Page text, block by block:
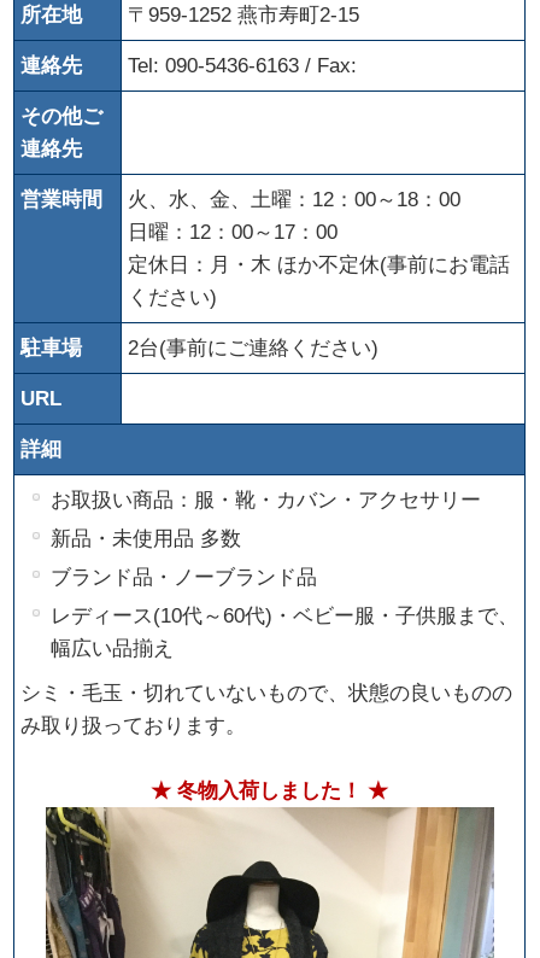
所在地 〒959-1252 燕市寿町2-15
連絡先 Tel: 090-5436-6163 / Fax:
その他ご
連絡先
営業時間
火、水、金、土曜：12：00～18：00
日曜：12：00～17：00
定休日：月・木 ほか不定休(事前にお電話
ください)
駐車場 2台(事前にご連絡ください)
URL
詳細
お取扱い商品：服・靴・カバン・アクセサリー
新品・未使用品 多数
ブランド品・ノーブランド品
レディース(10代～60代)・ベビー服・子供服まで、
幅広い品揃え
シミ・毛玉・切れていないもので、状態の良いものの
み取り扱っております。
★ 冬物入荷しました！ ★